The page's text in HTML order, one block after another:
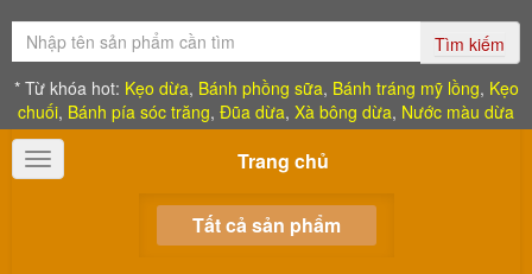
Tìm kiếm
* Từ khóa hot: Kẹo dừa, Bánh phồng sữa, Bánh tráng mỹ lồng, Kẹo
chuối, Bánh pía sóc trăng, Đũa dừa, Xà bông dừa, Nước màu dừa
Toggle
navigation
Trang chủ
Tất cả sản phẩm